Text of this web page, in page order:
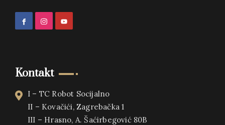
Kontakt
I – TC Robot Socijalno
II – Kovačići, Zagrebačka 1
III – Hrasno, A. Šaćirbegović 80B